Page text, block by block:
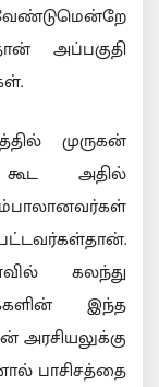
அப்பகுதி
முருகன்
அதில்
கலந்து
இந்த
அரசியலுக்கு
பாசிசத்தை